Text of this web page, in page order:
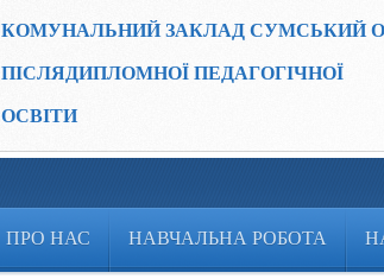
КОМУНАЛЬНИЙ ЗАКЛАД СУМСЬКИЙ
ПІСЛЯДИПЛОМНОЇ ПЕДАГОГІЧНОЇ
ОСВІТИ
ПРО НАС НАВЧАЛЬНА РОБОТА